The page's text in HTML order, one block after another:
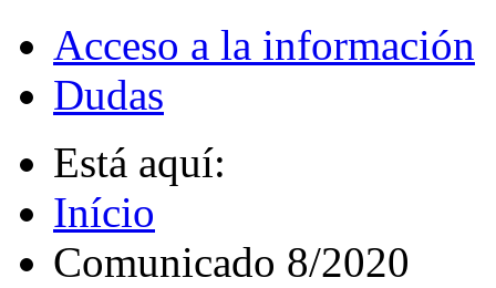
Acceso a la información
Dudas
Está aquí:
Início
Comunicado 8/2020